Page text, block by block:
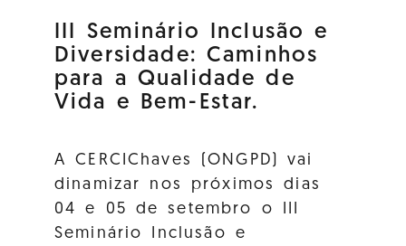
III Seminário Inclusão e
Diversidade: Caminhos
para a Qualidade de
Vida e Bem-Estar.
A CERCIChaves (ONGPD) vai
dinamizar nos próximos dias
04 e 05 de setembro o III
Seminário Inclusão e